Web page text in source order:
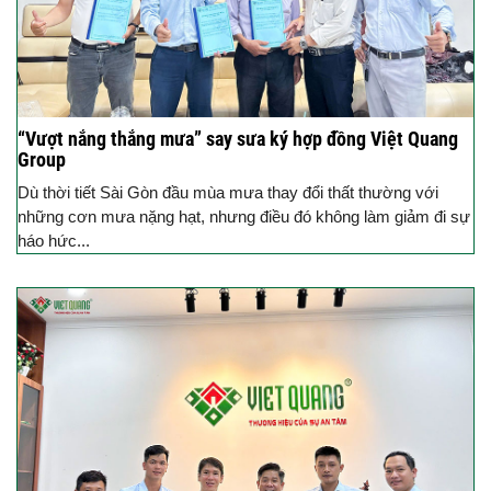
“Vượt nắng thắng mưa” say sưa ký hợp đồng Việt Quang
Group
Dù thời tiết Sài Gòn đầu mùa mưa thay đổi thất thường với
những cơn mưa nặng hạt, nhưng điều đó không làm giảm đi sự
háo hức...